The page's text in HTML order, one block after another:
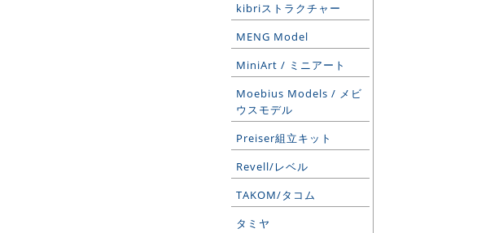
kibriストラクチャー
MENG Model
MiniArt / ミニアート
Moebius Models / メビ
ウスモデル
Preiser組立キット
Revell/レベル
TAKOM/タコム
タミヤ